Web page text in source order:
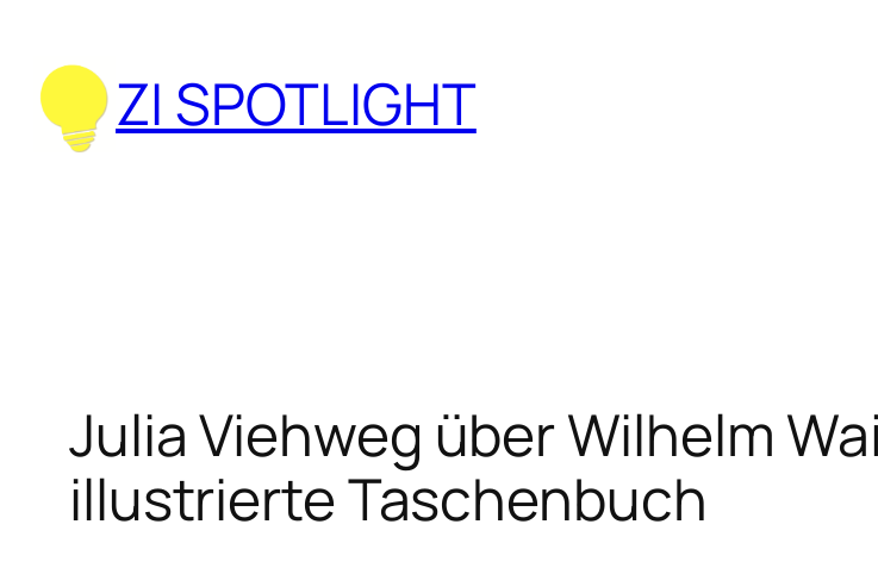
Inhalt
springen ZI SPOTLIGHT
Julia Viehweg über Wilhelm
illustrierte Taschenbuch